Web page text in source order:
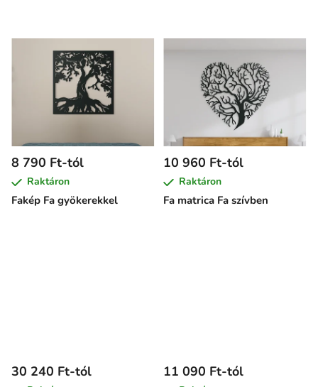
Fakép Fa gyökerekkel
8 790 Ft-tól
Raktáron
Fa matrica Fa szívben
10 960 Ft-tól
Raktáron
30 240 Ft-tól 11 090 Ft-tól